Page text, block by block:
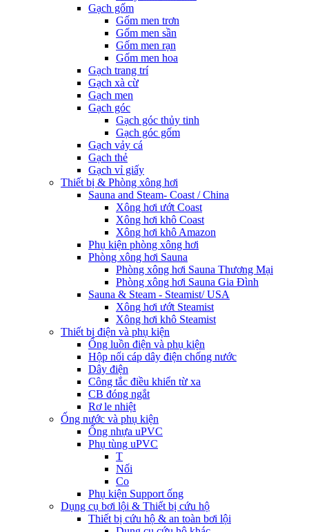
Gạch gốm
Gốm men trơn
Gốm men sần
Gốm men rạn
Gốm men hoa
Gạch trang trí
Gạch xà cừ
Gạch men
Gạch góc
Gạch góc thủy tinh
Gạch góc gốm
Gạch vảy cá
Gạch thẻ
Gạch vỉ giấy
Thiết bị & Phòng xông hơi
Sauna and Steam- Coast / China
Xông hơi ướt Coast
Xông hơi khô Coast
Xông hơi khô Amazon
Phụ kiện phòng xông hơi
Phòng xông hơi Sauna
Phòng xông hơi Sauna Thương Mại
Phòng xông hơi Sauna Gia Đình
Sauna & Steam - Steamist/ USA
Xông hơi ướt Steamist
Xông hơi khô Steamist
Thiết bị điện và phụ kiện
Ống luồn điện và phụ kiện
Hộp nối cáp dây điện chống nước
Dây điện
Công tắc điều khiển từ xa
CB đóng ngắt
Rơ le nhiệt
Ống nước và phụ kiện
Ống nhựa uPVC
Phụ tùng uPVC
T
Nối
Co
Phụ kiện Support ống
Dụng cụ bơi lội & Thiết bị cứu hộ
Thiết bị cứu hộ & an toàn bơi lội